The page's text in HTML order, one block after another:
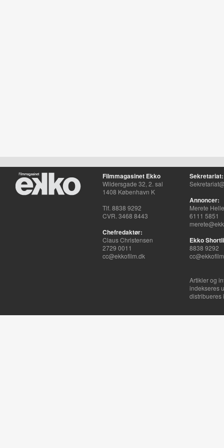
Filmmagasinet Ekko
Wildersgade 32, 2. sal
1408 København K
Tlf. 8838 9292
CVR. 3468 8443
Chefredaktør:
Claus Christensen
2729 0011
cc@ekkofilm.dk
Sekretariat:
Annoncer:
Merete
6111 5851
Ekko
8838 9292
Artikler og
indekseres
distribueres